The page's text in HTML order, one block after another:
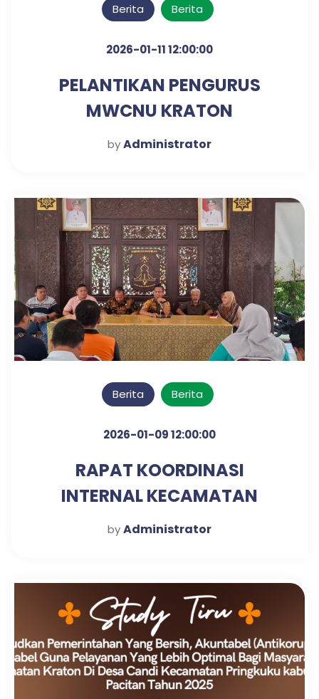
Berita Berita
2026-01-11 12:00:00
PELANTIKAN PENGURUS
MWCNU KRATON
byAdministrator
Berita Berita
2026-01-09 12:00:00
RAPAT KOORDINASI
INTERNAL KECAMATAN
KRATON UNTUK PENGUATAN
byAdministrator